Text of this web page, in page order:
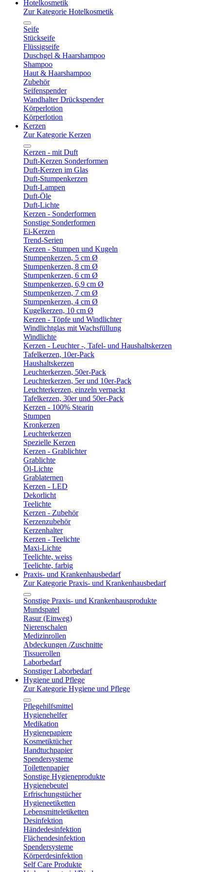
Hotelkosmetik
Zur Kategorie Hotelkosmetik
Seife
Stückseife
Flüssigseife
Duschgel & Haarshampoo
Shampoo
Haut & Haarshampoo
Zubehör
Seifenspender
Wandhalter Drückspender
Körperlotion
Körperlotion
Kerzen
Zur Kategorie Kerzen
Kerzen - mit Duft
Duft-Kerzen Sonderformen
Duft-Kerzen im Glas
Duft-Stumpenkerzen
Duft-Lampen
Duft-Öle
Duft-Lichte
Kerzen - Sonderformen
Sonstige Sonderformen
Ei-Kerzen
Trend-Serien
Kerzen - Stumpen und Kugeln
Stumpenkerzen, 5 cm Ø
Stumpenkerzen, 8 cm Ø
Stumpenkerzen, 6 cm Ø
Stumpenkerzen, 6,9 cm Ø
Stumpenkerzen, 7 cm Ø
Stumpenkerzen, 4 cm Ø
Kugelkerzen, 10 cm Ø
Kerzen - Töpfe und Windlichter
Windlichtglas mit Wachsfüllung
Windlichte
Kerzen - Leuchter -, Tafel- und Haushaltskerzen
Tafelkerzen, 10er-Pack
Haushaltskerzen
Leuchterkerzen, 50er-Pack
Leuchterkerzen, 5er und 10er-Pack
Leuchterkerzen, einzeln verpackt
Tafelkerzen, 30er und 50er-Pack
Kerzen - 100% Stearin
Stumpen
Kronkerzen
Leuchterkerzen
Spezielle Kerzen
Kerzen - Grablichter
Grablichte
Öl-Lichte
Grablaternen
Kerzen - LED
Dekorlicht
Teelichte
Kerzen - Zubehör
Kerzenzubehör
Kerzenhalter
Kerzen - Teelichte
Maxi-Lichte
Teelichte, weiss
Teelichte, farbig
Praxis- und Krankenhausbedarf
Zur Kategorie Praxis- und Krankenhausbedarf
Sonstige Praxis- und Krankenhausprodukte
Mundspatel
Rasur (Einweg)
Nierenschalen
Medizinrollen
Abdeckungen /Zuschnitte
Tissuerollen
Laborbedarf
Sonstiger Laborbedarf
Hygiene und Pflege
Zur Kategorie Hygiene und Pflege
Pflegehilfsmittel
Hygienehelfer
Medikation
Hygienepapiere
Kosmetiktücher
Handtuchpapier
Spendersysteme
Toilettenpapier
Sonstige Hygieneprodukte
Hygienebeutel
Erfrischungstücher
Hygieneetiketten
Lebensmitteletiketten
Desinfektion
Händedesinfektion
Flächendesinfektion
Spendersysteme
Körperdesinfektion
Self Care Produkte